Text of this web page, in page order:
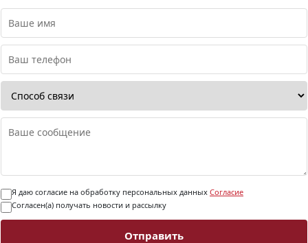
Я даю согласие на обработку персональных данных Согласие
Согласен(а) получать новости и рассылку
Отправить